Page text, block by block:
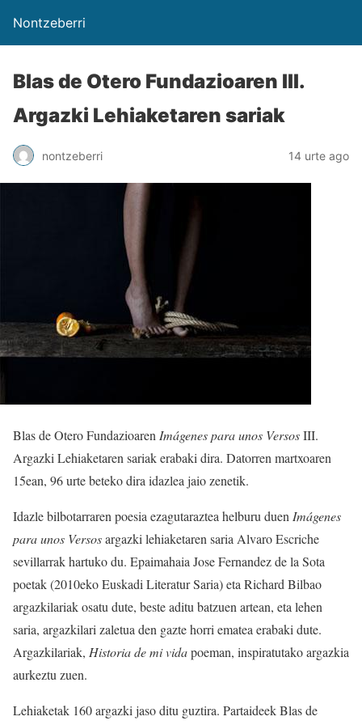
Nontzeberri
Blas de Otero Fundazioaren III.
Argazki Lehiaketaren sariak
nontzeberri 14 urte ago
Blas de Otero Fundazioaren Imágenes para unos VersosIII.
Argazki Lehiaketaren sariak erabaki dira. Datorren martxoaren
15ean, 96 urte beteko dira idazlea jaio zenetik.
Idazle bilbotarraren poesia ezagutaraztea helburu duen Imágenes
para unos Versosargazki lehiaketaren saria Alvaro Escriche
sevillarrak hartuko du. Epaimahaia Jose Fernandez de la Sota
poetak (2010eko Euskadi Literatur Saria) eta Richard Bilbao
argazkilariak osatu dute, beste aditu batzuen artean, eta lehen
saria, argazkilari zaletua den gazte horri ematea erabaki dute.
Argazkilariak, Historia de mi vidapoeman, inspiratutako argazkia
aurkeztu zuen.
Lehiaketak 160 argazki jaso ditu guztira. Partaideek Blas de